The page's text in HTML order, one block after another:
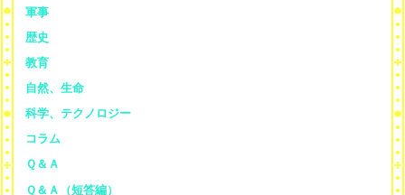
軍事
歴史
教育
自然、生命
科学、テクノロジー
コラム
Ｑ＆Ａ
Ｑ＆Ａ（短答編）